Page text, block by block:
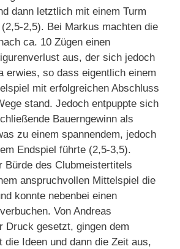
dann letztlich mit einem Turm
2,5). Bei Markus machten die
ca. 10 Zügen einen
aus, der sich jedoch
erwies, so dass eigentlich einem
mit erfolgreichen Abschluss
stand. Jedoch entpuppte sich
Bauerngewinn als
zu einem spannendem, jedoch
Endspiel führte (2,5-3,5).
Bürde des Clubmeistertitels
anspruchvollen Mittelspiel die
konnte nebenbei einen
Von Andreas
Druck gesetzt, gingen dem
die Ideen und dann die Zeit aus,